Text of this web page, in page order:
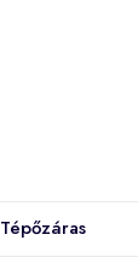
Tépőzáras